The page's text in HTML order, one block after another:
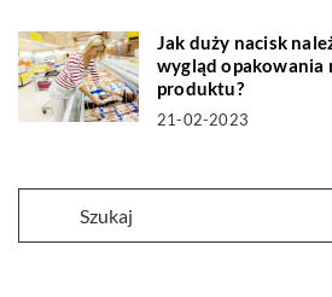
Jak duży nacisk
wygląd opakowania
produktu?
21-02-2023